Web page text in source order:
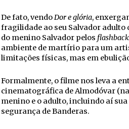
De fato, vendoDor e glória,
fragilidade ao seu Salvador
do menino Salvador pelos
ambiente de martírio para um
limitações físicas, mas em
Formalmente, o filme nos leva a
cinematográfica de Almodóvar
menino e o adulto, incluindo aí
segurança de Banderas.